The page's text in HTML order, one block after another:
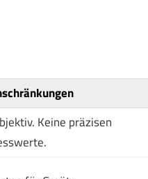
Keine präzisen